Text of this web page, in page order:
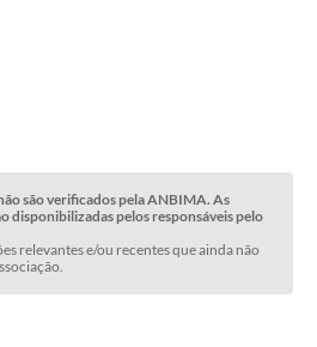
são verificados pela ANBIMA. As
disponibilizadas pelos responsáveis pelo
relevantes e/ou recentes que ainda não